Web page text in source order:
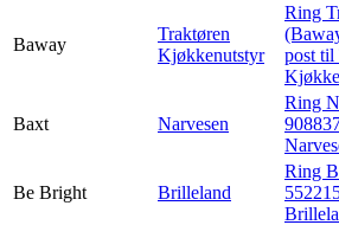
Baway
Traktøren
Kjøkkenutstyr
Ring
post til
Baxt Narvesen
Ring
Be Bright Brilleland
Ring